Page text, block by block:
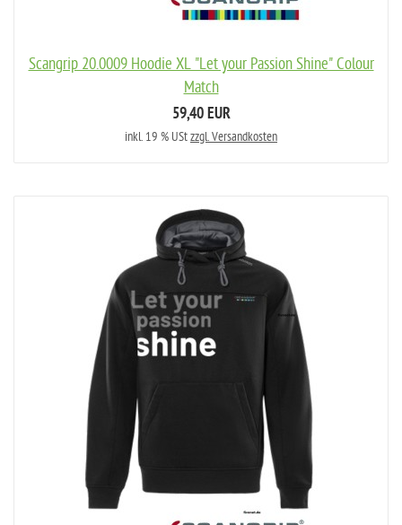
Scangrip 20.0009 Hoodie XL "Let your Passion Shine" Colour
Match
59,40 EUR
inkl. 19 % UStzzgl. Versandkosten